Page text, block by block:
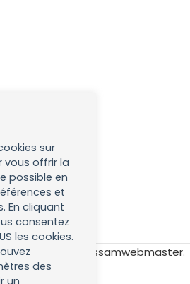
. Développé par Issamwebmaster.
sur
vous offrir la
possible en
et
En cliquant
consentez
les cookies.
des